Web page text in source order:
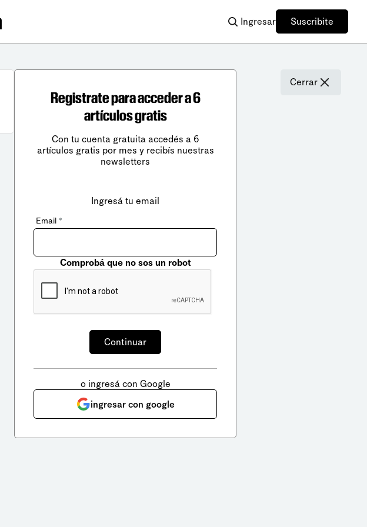
Ingresar Suscribite
Cerrar
Registrate para acceder a 6
artículos gratis
Con tu cuenta gratuita accedés a 6
artículos gratis por mes y recibís nuestras
newsletters
Ingresá tu email
Email *
Comprobá que no sos un robot
o ingresá con Google
ingresar con google